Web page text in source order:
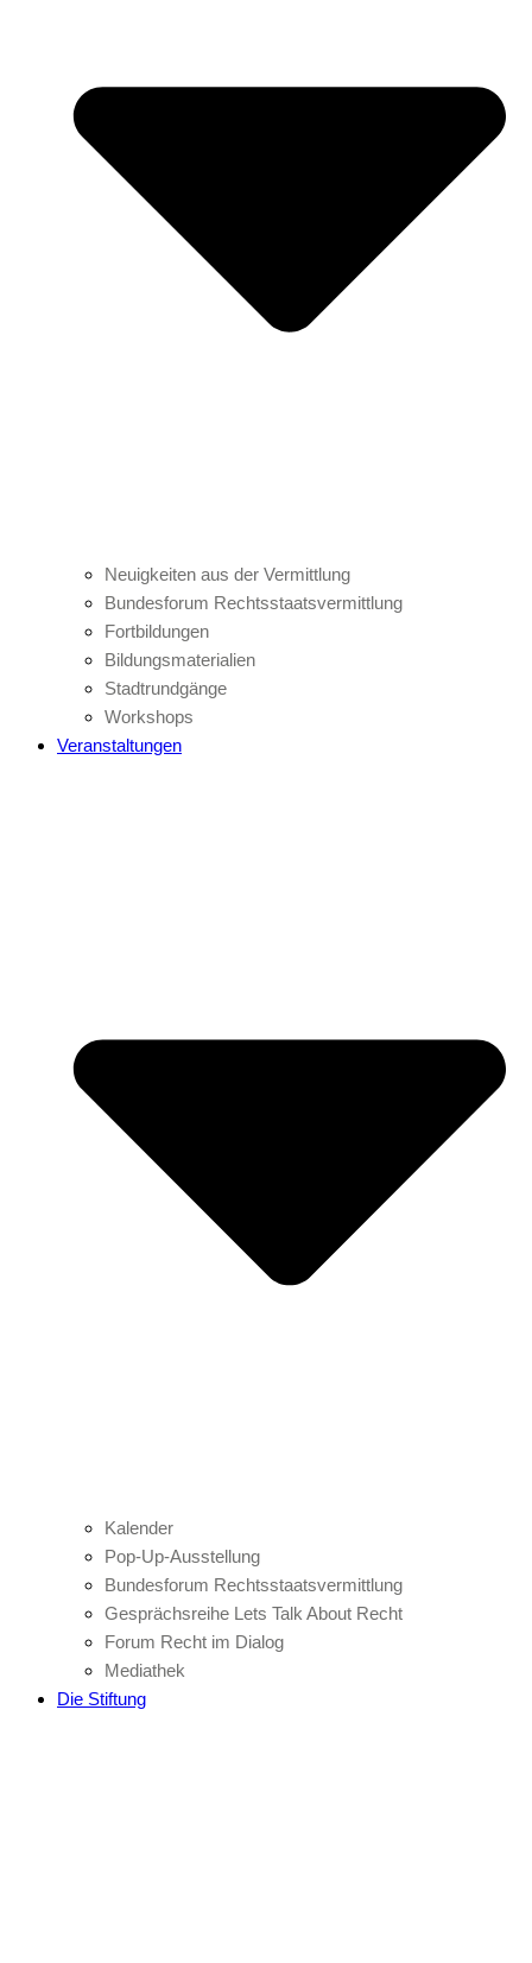
Neuigkeiten aus der Vermittlung
Bundesforum Rechtsstaatsvermittlung
Fortbildungen
Bildungsmaterialien
Stadtrundgänge
Workshops
Veranstaltungen
Kalender
Pop-Up-Ausstellung
Bundesforum Rechtsstaatsvermittlung
Gesprächsreihe Lets Talk About Recht
Forum Recht im Dialog
Mediathek
Die Stiftung